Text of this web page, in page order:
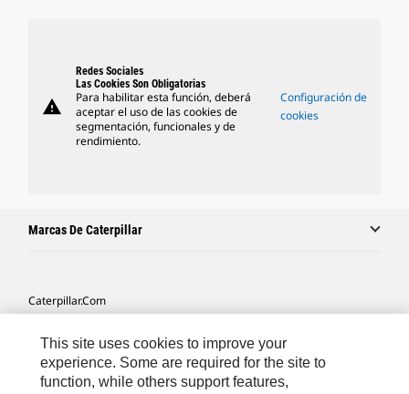
warning
Redes Sociales
Las Cookies Son Obligatorias
Para habilitar esta función, deberá
aceptar el uso de las cookies de
segmentación, funcionales y de
rendimiento.
Configuración de
cookies
Marcas De Caterpillar
Caterpillar.com
Mis Preferencias De Marketing
Mapa Del Sitio
This site uses cookies to improve your
experience. Some are required for the site to
function, while others support features,